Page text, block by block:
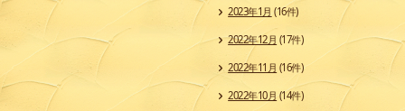
2023年1月 (16件)
2022年12月 (17件)
2022年11月 (16件)
2022年10月(14件)